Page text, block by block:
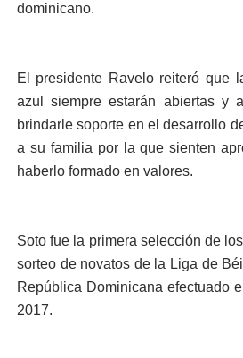
dominicano.
El presidente Ravelo reiteró que
azul siempre estarán abiertas y
brindarle soporte en el desarrollo
a su familia por la que sienten
haberlo formado en valores.
Soto fue la primera selección de
sorteo de novatos de la Liga de
República Dominicana efectuado
2017.